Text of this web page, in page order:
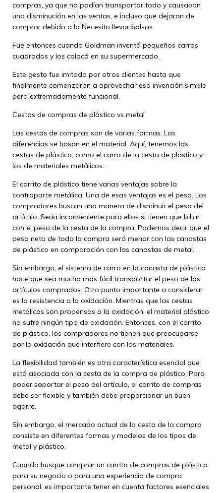
compras, ya que no podían transportar todo y causaban
una disminución en las ventas, e incluso que dejaron de
comprar debido a la Necesito llevar bolsas.
Fue entonces cuando Goldman inventó pequeños carros
cuadrados y los colocó en su supermercado.
Este gesto fue imitado por otros clientes hasta que
finalmente comenzaron a aprovechar esa invención simple
pero extremadamente funcional.
Cestas de compras de plástico vs metal
Las cestas de compras son de varias formas. Las
diferencias se basan en el material. Aquí, tenemos las
cestas de plástico, como el carro de la cesta de plástico y
los de materiales metálicos.
El carrito de plástico tiene varias ventajas sobre la
contraparte metálica. Una de esas ventajas es el peso. Los
compradores buscan una manera de disminuir el peso del
artículo. Sería inconveniente para ellos si tienen que lidiar
con el peso de la cesta de la compra. Podemos decir que el
peso neto de toda la compra será menor con las canastas
de plástico en comparación con las canastas de metal.
Sin embargo, el sistema de carro en la canasta de plástico
hace que sea mucho más fácil transportar el peso de los
artículos comprados. Otro punto importante a considerar
es la resistencia a la oxidación. Mientras que las cestas
metálicas son propensas a la oxidación, el material plástico
no sufre ningún tipo de oxidación. Entonces, con el carrito
de plástico, los compradores no tienen que preocuparse
por la oxidación que interfiere con los materiales.
La flexibilidad también es otra característica esencial que
está asociada con la cesta de la compra de plástico. Para
poder soportar el peso del artículo, el carrito de compras
debe ser flexible y también debe proporcionar un buen
agarre.
Sin embargo, el mercado actual de la cesta de la compra
consiste en diferentes formas y modelos de los tipos de
metal y plástico.
Cuando busque comprar un carrito de compras de plástico
para su negocio o para una experiencia de compra
personal, es importante tener en cuenta factores esenciales